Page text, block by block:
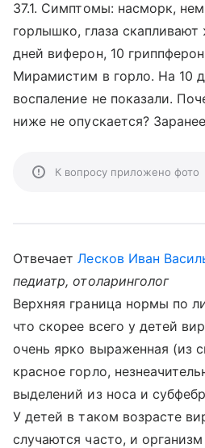
37.1. Симптомы: насморк,
горлышко, глаза
дней виферон, 10
Мирамистим в горло. На 10
воспаление не показали.
ниже не опускается?
К вопросу приложено фото
ОтвечаетЛесков Иван
педиатр, отоларинголог
Верхняя граница нормы по
что скорее всего у детей
очень ярко выраженная (из
красное горло,
выделений из носа и
У детей в таком возрасте
случаются часто, и